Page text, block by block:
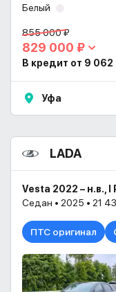
Белый
855 000 ₽
829 000 ₽
В кредит от 9 062
Уфа
LADA
Vesta 2022 – н.в., I
Седан • 2025 • 21
ПТС оригинал